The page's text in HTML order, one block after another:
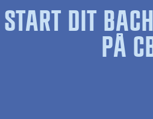
START DIT
PÅ